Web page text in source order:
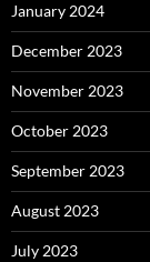
January 2024
December 2023
November 2023
October 2023
September 2023
August 2023
July 2023